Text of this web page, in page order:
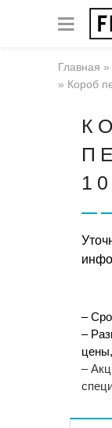
Главная »
» Короб
–
–
–